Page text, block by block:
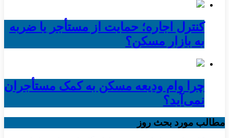
کنترل اجاره؛ حمایت از مستأجر یا ضربه
به بازار مسکن؟
چرا وام ودیعه مسکن به کمک مستأجران
نمی‌آید؟
مطالب مورد بحث روز